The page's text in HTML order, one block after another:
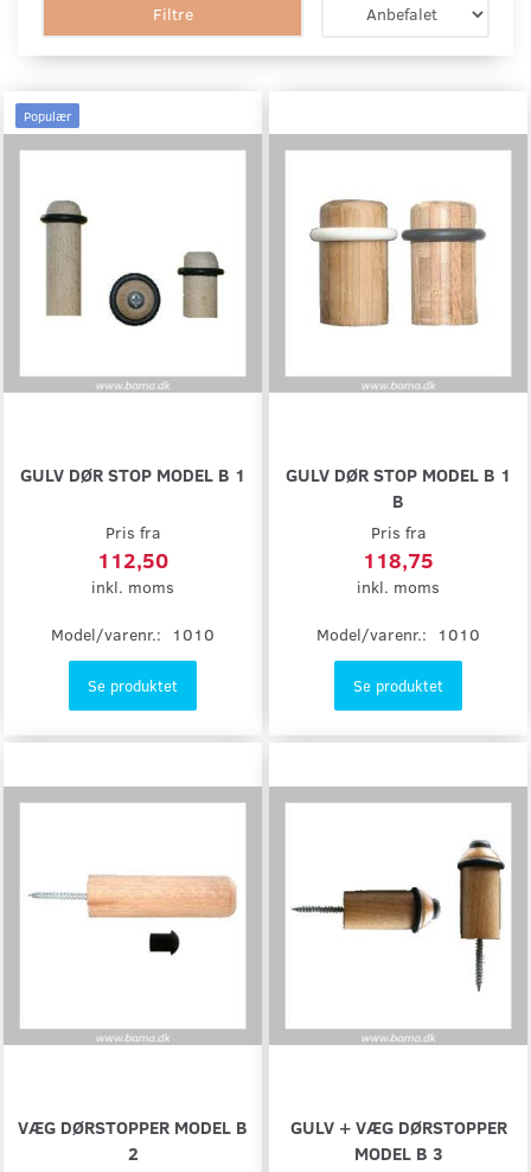
Filtre
Populær
GULV DØR STOP MODEL B 1
Pris fra
112,50
inkl. moms
Model/varenr.: 1010
Se produktet
GULV DØR STOP MODEL B 1
B
Pris fra
118,75
inkl. moms
Model/varenr.: 1010
Se produktet
VÆG DØRSTOPPER MODEL B
2
GULV + VÆG DØRSTOPPER
MODEL B 3